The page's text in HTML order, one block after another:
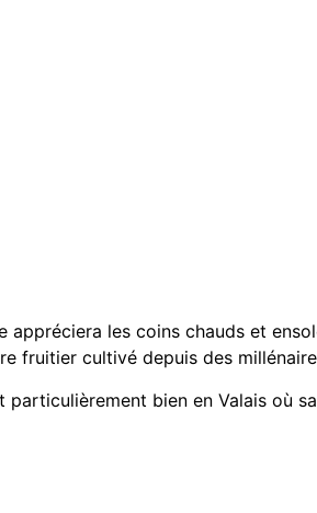
appréciera les coins chauds et
fruitier cultivé depuis des
bien en Valais où